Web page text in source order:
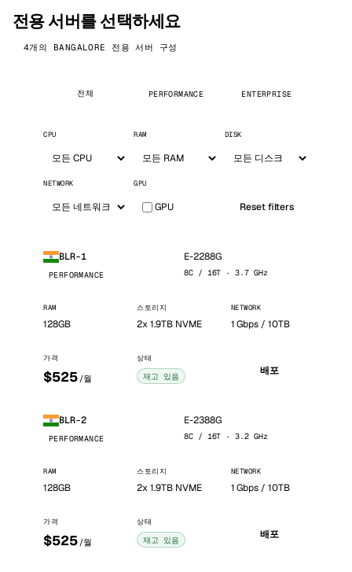
전용 서버를 선택하세요
4개의 BANGALORE 전용 서버 구성
전체 PERFORMANCE ENTERPRISE
CPU RAM DISK
NETWORK GPU
GPU Reset filters
BLR-1
PERFORMANCE
E-2288G
8C / 16T · 3.7 GHz
RAM
128GB
스토리지
2x 1.9TB NVME
NETWORK
1 Gbps / 10TB
가격
$525 /월
상태
재고 있음 배포
BLR-2
PERFORMANCE
E-2388G
8C / 16T · 3.2 GHz
RAM
128GB
스토리지
2x 1.9TB NVME
NETWORK
1 Gbps / 10TB
가격
$525 /월
상태
재고 있음 배포